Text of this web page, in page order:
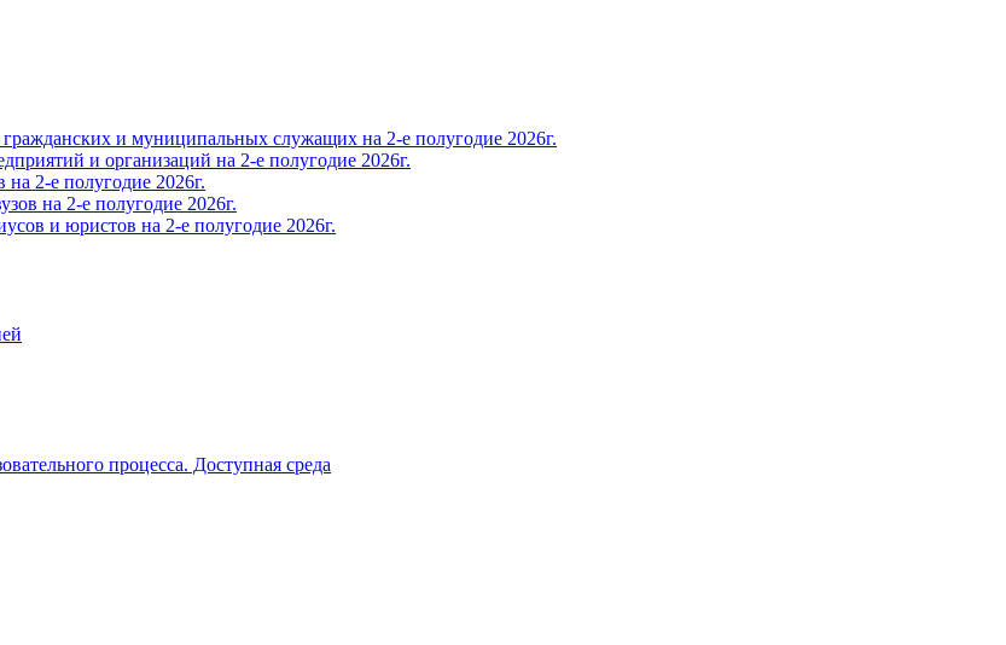
и муниципальных служащих на 2-е полугодие 2026г.
и организаций на 2-е полугодие 2026г.
2-е полугодие 2026г.
на 2-е полугодие 2026г.
и юристов на 2-е полугодие 2026г.
процесса. Доступная среда